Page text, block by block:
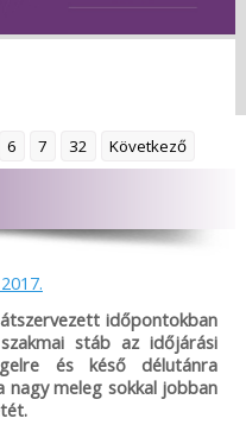
6 7 32 Következő
időpontokban
stáb az időjárási
és késő délutánra
meleg sokkal jobban